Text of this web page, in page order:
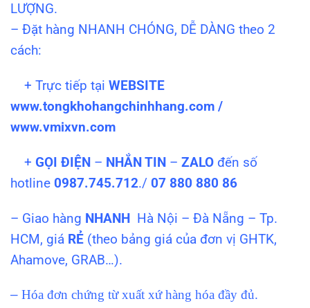
LƯỢNG.
– Đặt hàng NHANH CHÓNG, DỄ DÀNG theo 2
cách:
+ Trực tiếp tại WEBSITE
www.tongkhohangchinhhang.com /
www.vmixvn.com
+ GỌI ĐIỆN – NHẮN TIN – ZALO đến số
hotline 0987.745.712./ 07 880 880 86
– Giao hàng NHANH Hà Nội – Đà Nẵng – Tp.
HCM, giá RẺ (theo bảng giá của đơn vị GHTK,
Ahamove, GRAB…).
– Hóa đơn chứng từ xuất xứ hàng hóa đầy đủ.